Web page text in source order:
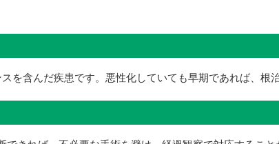
を含んだ疾患です。悪性化していても早期であれば、根